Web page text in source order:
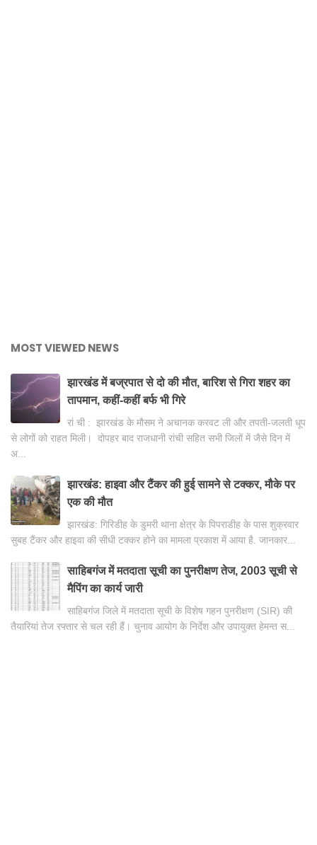
MOST VIEWED NEWS
झारखंड में बज्रपात से दो की मौत, बारिश से गिरा शहर का
तापमान, कहीं-कहीं बर्फ भी गिरे
रां ची : झारखंड के मौसम ने अचानक करवट ली और तपती-जलती धूप
से लोगों को राहत मिली। दोपहर बाद राजधानी रांची सहित सभी जिलों में जैसे दिन में
अ...
झारखंड: हाइवा और टैंकर की हुई सामने से टक्कर, मौके पर
एक की मौत
झारखंड: गिरिडीह के डुमरी थाना क्षेत्र के पिपराडीह के पास शुक्रवार
सुबह टैंकर और हाइवा की सीधी टक्कर होने का मामला प्रकाश में आया है. जानकार...
साहिबगंज में मतदाता सूची का पुनरीक्षण तेज, 2003 सूची से
मैपिंग का कार्य जारी
साहिबगंज जिले में मतदाता सूची के विशेष गहन पुनरीक्षण (SIR) की
तैयारियां तेज रफ्तार से चल रही हैं। चुनाव आयोग के निर्देश और उपायुक्त हेमन्त स...